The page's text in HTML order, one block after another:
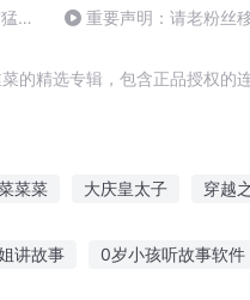
药
重要声明：请老粉丝
实盘策略》
的精选专辑，包含正品授权的
菜菜 大庆皇太子 穿越
讲故事 0岁小孩听故事软件